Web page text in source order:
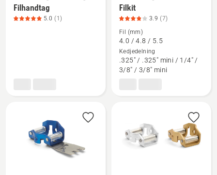
Se
mer
Filhandtag
5.0 (1)
Se
mer
information
om
Filkit,
produktbetyg
Filkit
3.9 (7)
Fil (mm)
4.0 / 4.8 / 5.5
Kedjedelning
.325" / .325" mini / 1/4" /
3/8" / 3/8" mini